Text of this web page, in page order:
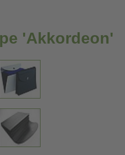
'Akkordeon'